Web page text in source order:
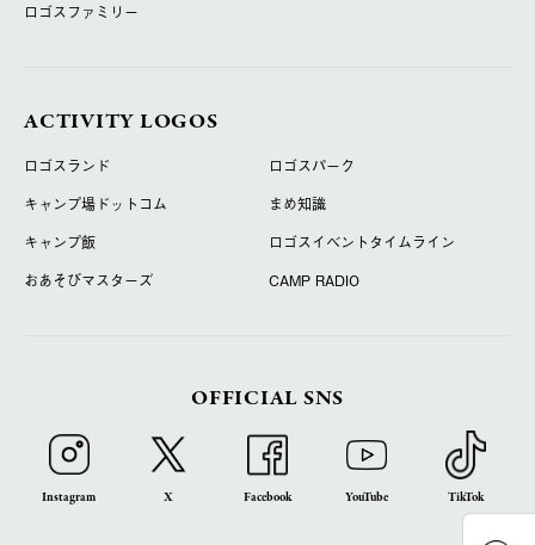
ロゴスファミリー
ACTIVITY LOGOS
ロゴスランド
ロゴスパーク
キャンプ場ドットコム
まめ知識
キャンプ飯
ロゴスイベントタイムライン
おあそびマスターズ
CAMP RADIO
OFFICIAL SNS
Instagram X Facebook YouTube TikTok